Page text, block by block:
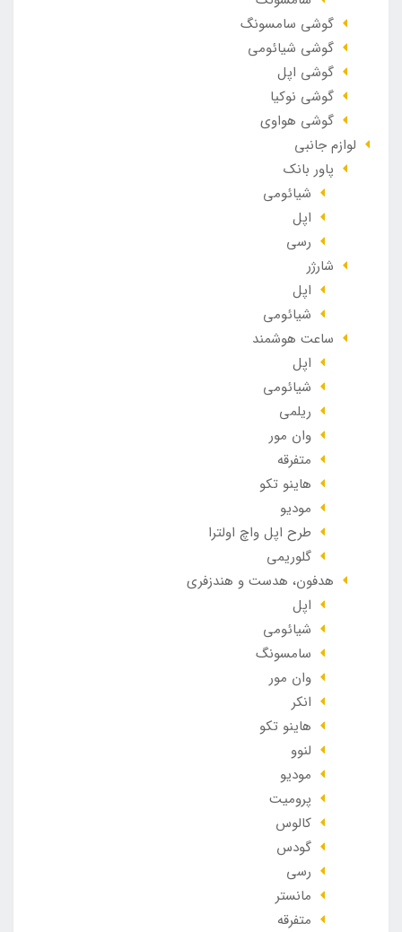
گوشی سامسونگ
گوشی شیائومی
گوشی اپل
گوشی نوکیا
گوشی هواوی
لوازم جانبی
پاور بانک
شیائومی
اپل
رسی
شارژر
اپل
شیائومی
ساعت هوشمند
اپل
شیائومی
ریلمی
وان مور
متفرقه
هاینو تکو
مودیو
طرح اپل واچ اولترا
گلوریمی
هدفون، هدست و هندزفری
اپل
شیائومی
سامسونگ
وان مور
انکر
هاینو تکو
لنوو
مودیو
پرومیت
کالوس
گودس
رسی
مانستر
متفرقه